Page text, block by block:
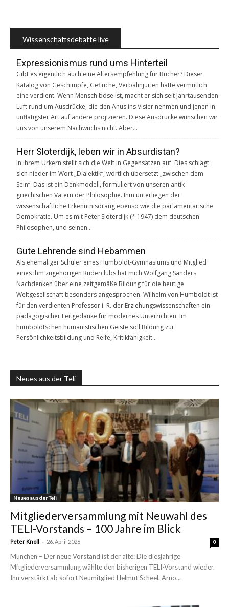
Wissenschaftsdebatte live
Expressionismus rund ums Hinterteil
Gibt es eigentlich auch eine Altersempfehlung für Bücher? Dieser
Katalog von Geschimpfe, Gefluche, Verbalinjurien hätte vermutlich
eine verdient. Wenn Mensch böse ist, macht er sich seit Jahrtausenden
Luft rund um Ausdrücke, die den Anus ins Visier nehmen und jenen in
unflätigster Art auf andere projizieren. Diese Ausdrücke wünschen wir
uns von unserem Nachwuchs nicht. Aber…
Herr Sloterdijk, leben wir in Absurdistan?
In ihrem Urkern stellt sich die Welt in Gegensätzen auf. Dies schlägt
sich nieder im Wort „Dialektik“, wörtlich übersetzt „zwischen dem
Sein“. Das ist ein Denkmodell, formuliert von unseren antik-
griechischen Vätern der Philosophie. Ihm unterliegen der
wissenschaftliche Erkenntnisdrang ebenso wie die parlamentarische
Demokratie. Um es mit Peter Sloterdijk (* 1947) dem deutschen
Philosophen, und seinen…
Gute Lehrende sind Hebammen
Als ehemaliger Schüler eines Humboldt-Gymnasiums und Mitglied
eines ihm zugehörigen Ruderclubs hat mich Wolfgang Sanders
Nachdenken über eine zeitgemäße Bildung für die heutige
Weltgesellschaft besonders angesprochen. Wilhelm von Humboldt ist
für den verdienten Professor i. R. der Erziehungswissenschaften ein
pädagogischer Leitgedanke für modernes Unterrichten. Im
humboldtschen humanistischen Geiste soll Bildung zur
Persönlichkeitsbildung und Reife, Kritikfähigkeit…
Neues aus der Teli
Neues aus der Teli
Mitgliederversammlung mit Neuwahl des
TELI-Vorstands – 100 Jahre im Blick
Peter Knoll - 26. April 2026 0
München – Der neue Vorstand ist der alte: Die diesjährige
Mitgliederversammlung wählte den bisherigen TELI-Vorstand wieder.
Ihn verstärkt ab sofort Neumitglied Helmut Scheel. Arno...